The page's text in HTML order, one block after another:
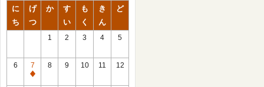
に
ち
げ
つ
か
す
い
も
く
き
ん
ど
1 2 3 4 5
6
7
休
8 9 10 11 12